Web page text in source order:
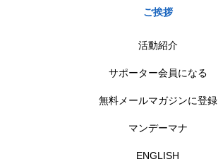
ご挨拶
活動紹介
サポーター会員になる
無料メールマガジンに登録
マンデーマナ
ENGLISH